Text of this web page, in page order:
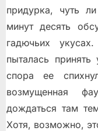
придурка, чуть
минут десять
гадючьих
пыталась
спора ее
возмущенная
дождаться там
Хотя, возможно,